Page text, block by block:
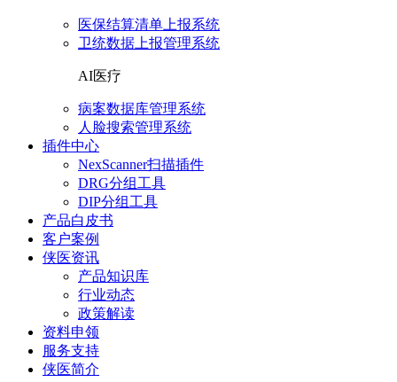
医保结算清单上报系统
卫统数据上报管理系统
AI医疗
病案数据库管理系统
人脸搜索管理系统
插件中心
NexScanner扫描插件
DRG分组工具
DIP分组工具
产品白皮书
客户案例
侠医资讯
产品知识库
行业动态
政策解读
资料申领
服务支持
侠医简介